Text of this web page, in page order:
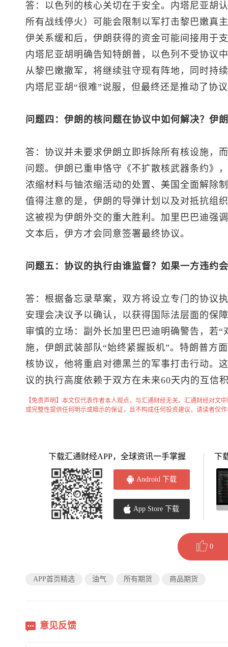
答：以色列的核心关切在于安全。内塔尼亚胡
所有战线停火）可能会限制以军打击黎巴嫩真
伊关系缓和后，伊朗获得的资金可能间接用于
内塔尼亚胡明确告知特朗普，以色列不受协议
从黎巴嫩撤军，将继续驻守现有阵地，同时持
内塔尼亚胡“很难”说服，但最终还是推动了协
问题四：伊朗的核问题在协议中如何解决？伊
答：协议并未要求伊朗立即拆除所有核设施，
问题。伊朗已重申恪守《不扩散核武器条约》
浓缩材料与铀浓缩活动的处置、美国全面解除
值得注意的是，伊朗的导弹计划以及对抵抗组
这被视为伊朗外交的重大胜利。加里巴巴迪强
文本后，伊方才会同意签署最终协议。
问题五：协议的执行由谁监督？如果一方违约
答：根据备忘录草案，双方将设立专门的协议
安理会决议予以确认，以获得国际法层面的保
审慎的立场：副外长加里巴巴迪明确警告，若
施，伊朗武装部队“始终紧握扳机”。特朗普方
核协议，他将重启对德黑兰的军事打击行动。
议的执行高度依赖于双方在未来60天内的互信
【免责声明】本文仅代表作者本人观点，与汇通财经无关。汇通财经对文
或完整性提供任何明示或暗示的保证，且不构成任何投资建议，请读者仅
下载汇通财经APP，全球资讯一手掌握
Android 下载
App Store 下载
下
0
APP首页精选 油气 所有期货 商品期货
意见反馈